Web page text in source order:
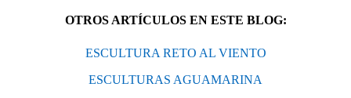
OTROS ARTÍCULOS EN ESTE BLOG:
ESCULTURA RETO AL VIENTO
ESCULTURAS AGUAMARINA